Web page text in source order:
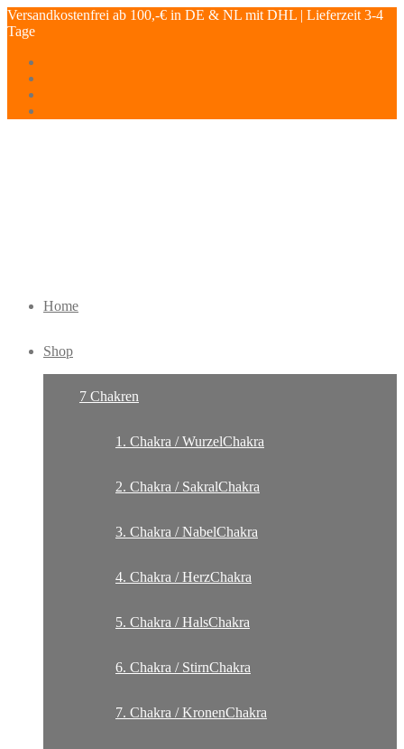
Versandkostenfrei ab 100,-€ in DE & NL mit DHL | Lieferzeit 3-4
Tage
Home
Shop
7 Chakren
1. Chakra / WurzelChakra
2. Chakra / SakralChakra
3. Chakra / NabelChakra
4. Chakra / HerzChakra
5. Chakra / HalsChakra
6. Chakra / StirnChakra
7. Chakra / KronenChakra